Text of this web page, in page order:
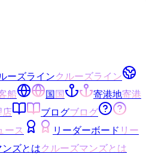
ーズラインクルーズライン
船 国国 寄港地寄港
店 ブログブログ
ース リーダーボード リー
ンズとはクルーズマンズとは